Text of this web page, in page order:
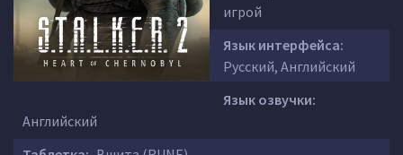
игрой
Язык интерфейса:
Русский, Английский
Язык озвучки:
Английский